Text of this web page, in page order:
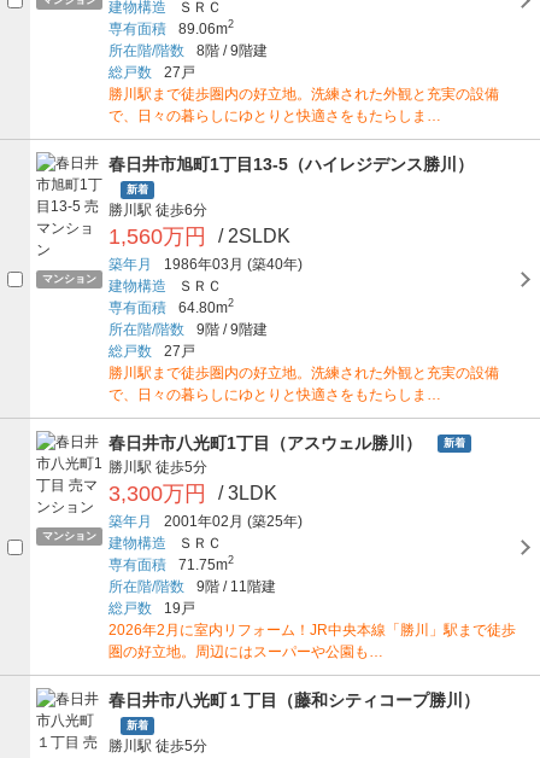
建物構造
ＳＲＣ
専有面積
89.06m2
所在階/階数 8階 /9階建
総戸数
27戸
勝川駅まで徒歩圏内の好立地。洗練された外観と充実の設備
で、日々の暮らしにゆとりと快適さをもたらしま…
マンション
春日井市旭町1丁目13-5（ハイレジデンス勝川）
新着
勝川駅 徒歩6分
1,560万円 / 2SLDK
築年月 1986年03月 (築40年)
建物構造
ＳＲＣ
専有面積
64.80m2
所在階/階数 9階 /9階建
総戸数
27戸
勝川駅まで徒歩圏内の好立地。洗練された外観と充実の設備
で、日々の暮らしにゆとりと快適さをもたらしま…
マンション
春日井市八光町1丁目（アスウェル勝川） 新着
勝川駅 徒歩5分
3,300万円 / 3LDK
築年月 2001年02月 (築25年)
建物構造
ＳＲＣ
専有面積
71.75m2
所在階/階数 9階 /11階建
総戸数
19戸
2026年2月に室内リフォーム！JR中央本線「勝川」駅まで徒歩
圏の好立地。周辺にはスーパーや公園も…
春日井市八光町１丁目（藤和シティコープ勝川）
新着
勝川駅 徒歩5分